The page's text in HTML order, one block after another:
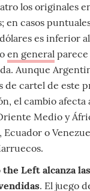
los originales
en casos
es inferior
en general parece
Aunque
de cartel de este
el cambio afecta
Medio y
Ecuador o
Left alcanza
. El juego